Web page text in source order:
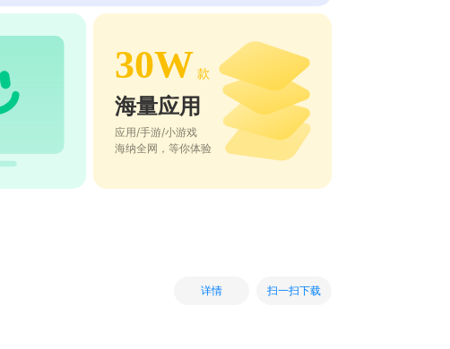
30W 款
海量应用
应用/手游/小游戏
海纳全网，等你体验
详情 扫一扫下载